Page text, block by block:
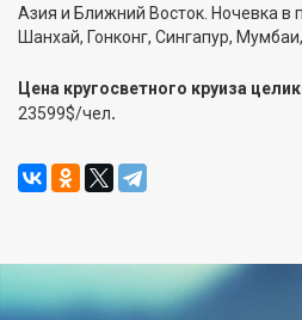
Азия и Ближний Восток. Ночевка в
Шанхай, Гонконг, Сингапур,
Цена кругосветного круиза
23599$/чел.